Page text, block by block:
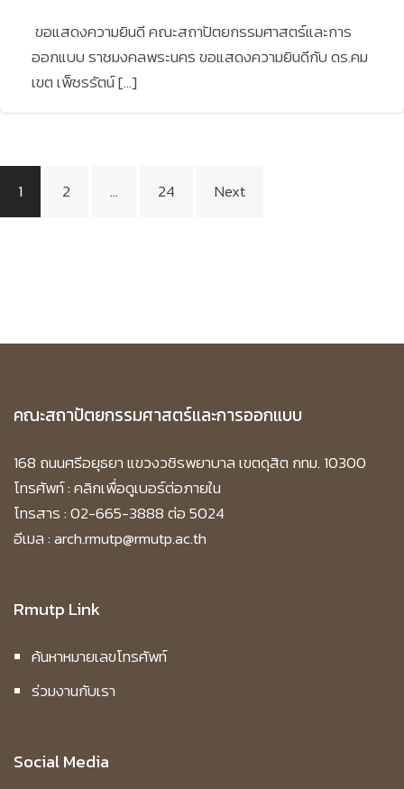
ขอแสดงความยินดี คณะสถาปัตยกรรมศาสตร์และการ
ออกแบบ ราชมงคลพระนคร ขอแสดงความยินดีกับ ดร.คม
เขต เพ็ชรรัตน์ […]
Posts
pagination
1 2 … 24 Next
คณะสถาปัตยกรรมศาสตร์และการออกแบบ
168 ถนนศรีอยุธยา แขวงวชิรพยาบาล เขตดุสิต กทม. 10300
โทรศัพท์ :คลิกเพื่อดูเบอร์ต่อภายใน
โทรสาร : 02-665-3888 ต่อ 5024
อีเมล : arch.rmutp@rmutp.ac.th
Rmutp Link
ค้นหาหมายเลขโทรศัพท์
ร่วมงานกับเรา
Social Media